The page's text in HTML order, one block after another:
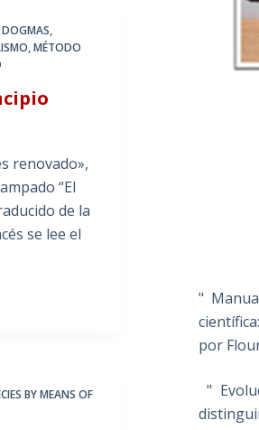
DOGMAS,
,MÉTODO
renovado»,
“El
de la
se lee el
BY MEANS OF
"
por
"